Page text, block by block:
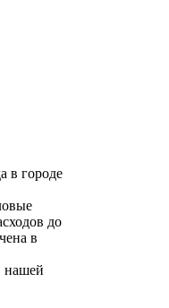
в городе
до
в
нашей